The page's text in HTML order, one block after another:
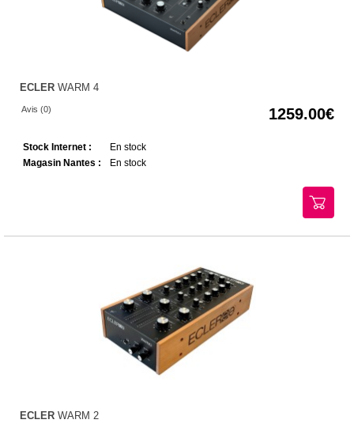
ECLER WARM 4
Avis (0) 1259.00
Stock Internet :
En stock
Magasin Nantes :
En stock
ECLER WARM 2